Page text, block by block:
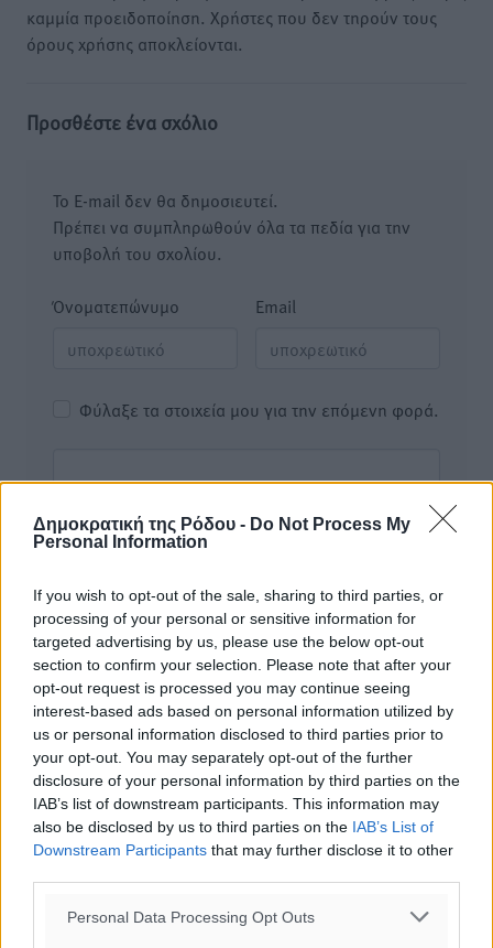
Δημοκρατική της Ρόδου - Do Not Process My
Personal Information
If you wish to opt-out of the sale, sharing to third parties, or
processing of your personal or sensitive information for
targeted advertising by us, please use the below opt-out
section to confirm your selection. Please note that after your
opt-out request is processed you may continue seeing
interest-based ads based on personal information utilized by
us or personal information disclosed to third parties prior to
your opt-out. You may separately opt-out of the further
disclosure of your personal information by third parties on the
IAB’s list of downstream participants. This information may
also be disclosed by us to third parties on the IAB’s List of
Downstream Participants that may further disclose it to other
Personal Data Processing Opt Outs
καμμία προειδοποίηση. Χρήστες που δεν τηρούν τους
όρους χρήσης αποκλείονται.
Προσθέστε ένα σχόλιο
Το E-mail δεν θα δημοσιευτεί.
Πρέπει να συμπληρωθούν όλα τα πεδία για την
υποβολή του σχολίου.
Όνοματεπώνυμο Email
Φύλαξε τα στοιχεία μου για την επόμενη φορά.
Υπενθύμιση:
Για την μερική αναπαραγωγή της είδησης από άλλες
ιστοσελίδες είναι απαραίτητη η χρήση του παρακάτω
παρεχόμενου συνδέσμου παραπομπής προς το άρθρο